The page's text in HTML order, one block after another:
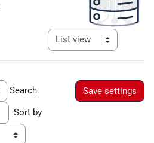
View mode tertiary
Search
Sort by